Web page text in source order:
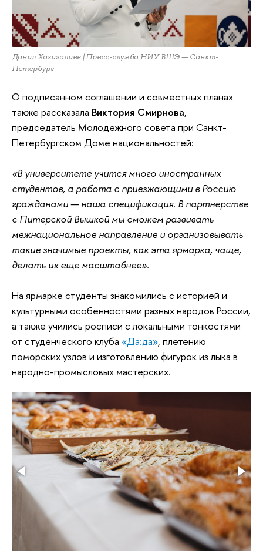
Данил Хазигалиев | Пресс-служба НИУ ВШЭ — Санкт-
Петербург
О подписанном соглашении и совместных планах
также рассказала Виктория Смирнова,
председатель Молодежного совета при Санкт-
Петербургском Доме национальностей:
«В университете учится много иностранных
студентов, а работа с приезжающими в Россию
гражданами — наша спецификация. В партнерстве
с Питерской Вышкой мы сможем развивать
межнациональное направление и организовывать
такие значимые проекты, как эта ярмарка, чаще,
делать их еще масштабнее».
На ярмарке студенты знакомились с историей и
культурными особенностями разных народов России,
а также учились росписи с локальными тонкостями
от студенческого клуба «Да:да», плетению
поморских узлов и изготовлению фигурок из лыка в
народно-промысловых мастерских.